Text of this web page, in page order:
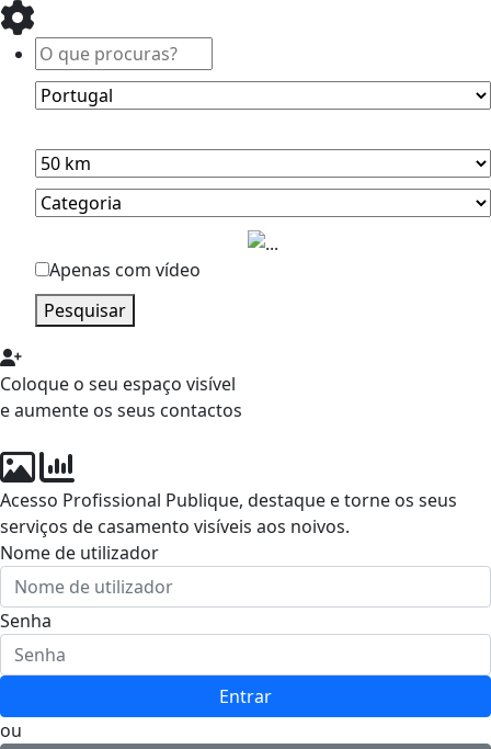
Apenas com vídeo
Pesquisar
Coloque o seu espaço visível
e aumente os seus contactos
Acesso Profissional Publique, destaque e torne os seus
serviços de casamento visíveis aos noivos.
Nome de utilizador
Senha
Entrar
ou